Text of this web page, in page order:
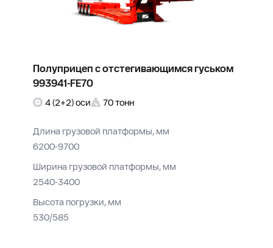
Полуприцеп с отстегивающимся гуськом
993941-FE70
4 (2+2) оси 70 тонн
Длина грузовой платформы, мм
6200-9700
Ширина грузовой платформы, мм
2540-3400
Высота погрузки, мм
530/585